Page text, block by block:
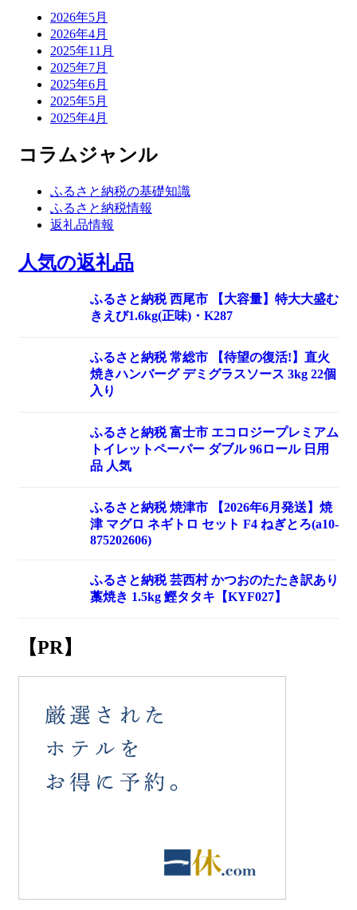
2026年5月
2026年4月
2025年11月
2025年7月
2025年6月
2025年5月
2025年4月
コラムジャンル
ふるさと納税の基礎知識
ふるさと納税情報
返礼品情報
人気の返礼品
ふるさと納税 西尾市 【大容量】特大大盛む
きえび1.6kg(正味)・K287
ふるさと納税 常総市 【待望の復活!】直火
焼きハンバーグ デミグラスソース 3kg 22個
入り
ふるさと納税 富士市 エコロジープレミアム
トイレットペーパー ダブル 96ロール 日用
品 人気
ふるさと納税 焼津市 【2026年6月発送】焼
津 マグロ ネギトロ セット F4 ねぎとろ(a10-
875202606)
ふるさと納税 芸西村 かつおのたたき訳あり
藁焼き 1.5kg 鰹タタキ【KYF027】
【PR】